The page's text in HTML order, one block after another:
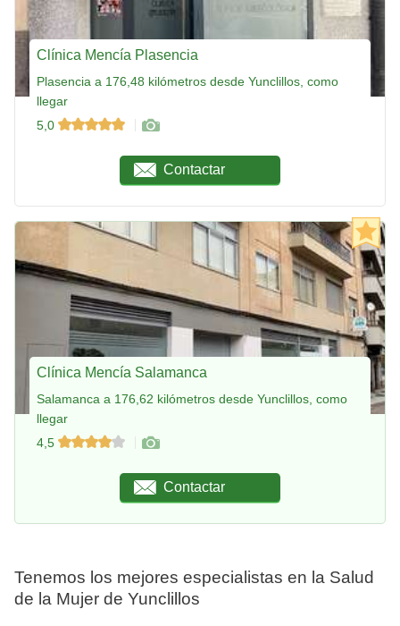
Clínica Mencía Plasencia
Plasencia a 176,48 kilómetros desde Yunclillos, como
llegar
5,0
Contactar
Clínica Mencía Salamanca
Salamanca a 176,62 kilómetros desde Yunclillos, como
llegar
4,5
Contactar
Tenemos los mejores especialistas en la Salud
de la Mujer de Yunclillos